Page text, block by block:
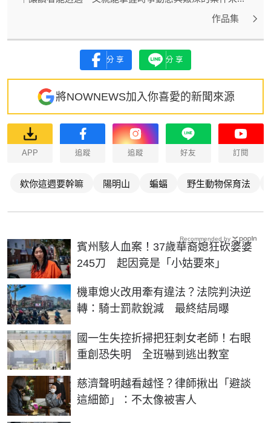
作品集
分享 分享
將NOWNEWS加入你喜愛的新聞來源
APP 追蹤 追蹤 好友 訂閱
欸你這週要幹嘛 陽明山 蝙蝠 野生動物保育法
賓州駭人血案！37歲華裔媳狂砍婆婆
245刀 起因竟是「小姑要來」
機車熄火改用牽有違法？法院判決逆
轉：騎士罰款銳減 最終結局曝
國一生失控折掃把狂刺女老師！右眼
重創恐失明 全班嚇到逃出教室
慈濟聲明越看越怪？律師揪出「避談
這細節」：不太像被害人
Recommended by